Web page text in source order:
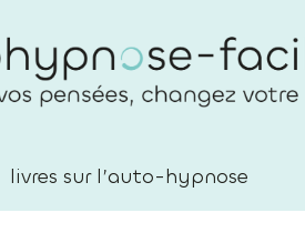
livres sur l’auto-hypnose